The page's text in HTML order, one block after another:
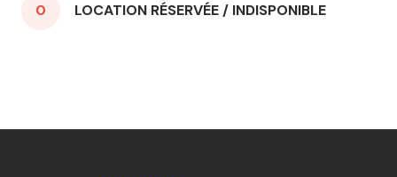
0
LOCATION RÉSERVÉE / INDISPONIBLE